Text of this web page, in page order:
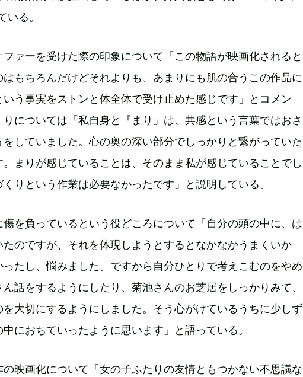
いる。
ァーを受けた際の印象について「この物語が映画化されると
はもちろんだけどそれよりも、あまりにも肌の合うこの作品に
いう事実をストンと体全体で受け止めた感じです」とコメン
りについては「私自身と『まり」は、共感という言葉ではおさ
をしていました。心の奥の深い部分でしっかりと繋がっていた
。まりが感じていることは、そのまま私が感じていることでし
りという作業は必要なかったです」と説明している。
を負っているという役どころについて「自分の頭の中に、は
たのですが、それを体現しようとするとなかなかうまくいか
たし、悩みました。ですから自分ひとりで考えこむのをやめ
話をするようにしたり、菊池さんのお芝居をしっかりみて、
大切にするようにしました。そう心がけているうちに少しず
におちていったように思います」と語っている。
映画化について「女の子ふたりの友情ともつかない不思議な